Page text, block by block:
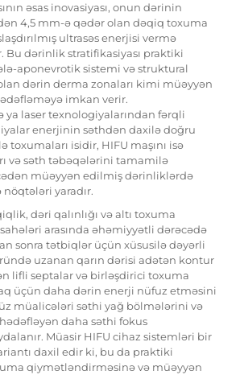
əsas inovasiyası, onun dərinin
4,5 mm-ə qədər olan dəqiq toxuma
ultrasəs enerjisi vermə
Bu dərinlik stratifikasiyası praktiki
aponevrotik sistemi və struktural
dərin derma zonaları kimi müəyyən
imkan verir.
ya laser texnologiyalarından fərqli
enerjinin səthdən daxilə doğru
toxumaları isidir, HIFU maşını isə
və səth təbəqələrini tamamilə
müəyyən edilmiş dərinliklərdə
yaradır.
dəri qalınlığı və altı toxuma
arasında əhəmiyyətli dərəcədə
sonra tətbiqlər üçün xüsusilə dəyərli
uzanan qarın dərisi adətən kontur
lifli septalar və birləşdirici toxuma
üçün daha dərin enerji nüfuz etməsini
müalicələri səthi yağ bölmələrini və
daha səthi fokus
Müasir HIFU cihaz sistemləri bir
daxil edir ki, bu da praktiki
qiymətləndirməsinə və müəyyən